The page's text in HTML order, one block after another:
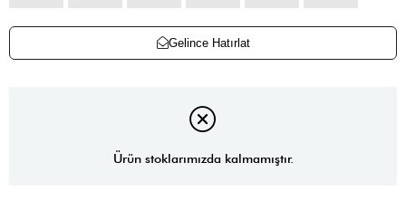
Gelince Hatırlat
Ürün stoklarımızda kalmamıştır.